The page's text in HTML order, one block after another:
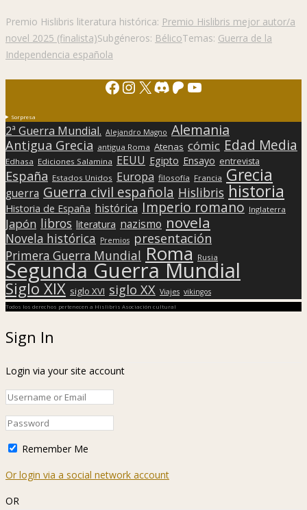
Premio Hislibris literatura histórica: Premio Hislibris mejor autor/a
novel 2025 (finalista)Subgéneros: BélicoTemas: Guerra de la
Independencia española
Facebook
Instagram
X Discord
Patreon
YouTube
Sorpresa
2ª Guerra Mundial. Alejandro Magno Alemania
Antigua Grecia antigua Roma Atenas cómic Edad Media
Edhasa Ediciones Salamina EEUU Egipto Ensayo entrevista
España Estados Unidos Europa filosofía Francia Grecia
guerra Guerra civil española Hislibris historia
Historia de España histórica Imperio romano Inglaterra
Japón libros literatura nazismo novela
Novela histórica Premios presentación
Primera Guerra Mundial Roma Rusia
Segunda Guerra Mundial
Siglo XIX siglo XVI siglo XX Viajes vikingos
Todos los derechos pertenecen a Hislibris Asociación cultural
Sign In
Login via your site account
Remember Me
Or login via a social network account
OR